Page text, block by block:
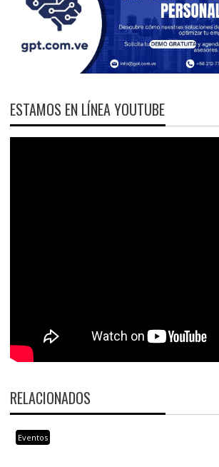
ESTAMOS EN LÍNEA YOUTUBE
RELACIONADOS
Eventos